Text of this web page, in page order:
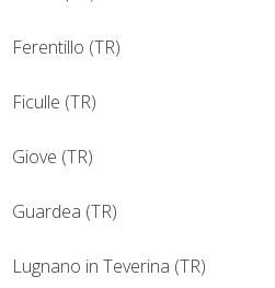
Ferentillo (TR)
Ficulle (TR)
Giove (TR)
Guardea (TR)
Lugnano in Teverina (TR)